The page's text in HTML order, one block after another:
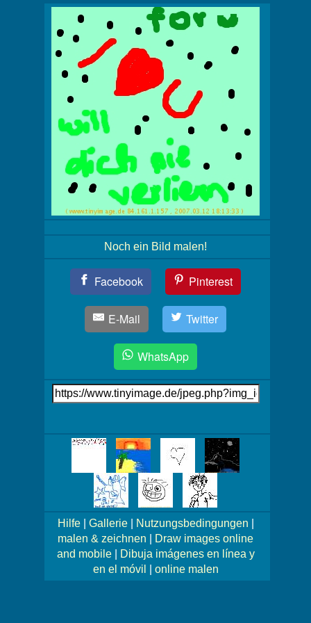
Noch ein Bild malen!
Facebook Pinterest
E-Mail Twitter
WhatsApp
Link
auf's
Mehr
Hilfe| Gallerie| Nutzungsbedingungen
malen & zeichnen
Draw images online
and mobile|
Dibuja imágenes en línea y
en el móvil
online malen